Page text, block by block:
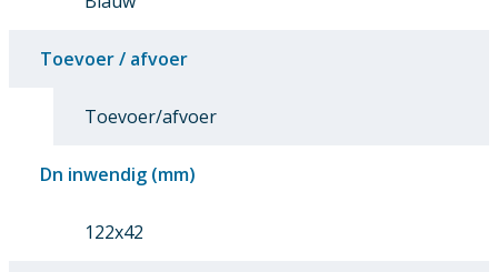
Toevoer / afvoer
Toevoer/afvoer
Dn inwendig (mm)
122x42